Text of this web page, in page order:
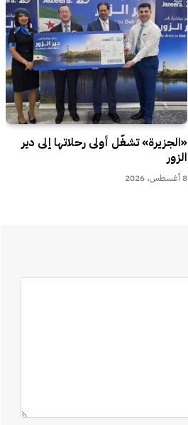
«الجزيرة» تشغّل أولى رحلاتها إلى دير
الزور
8 أغسطس، 2026